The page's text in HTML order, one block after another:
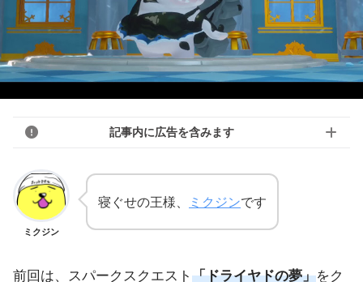
記事内に広告を含みます
ミクジン
寝ぐせの王様、 ミクジンです
前回は、スパークスクエスト 「ドライヤドの夢」をク